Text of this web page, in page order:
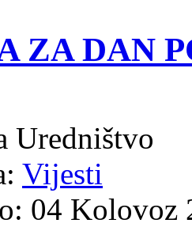
ZA DAN
Uredništvo
Vijesti
04 Kolovoz